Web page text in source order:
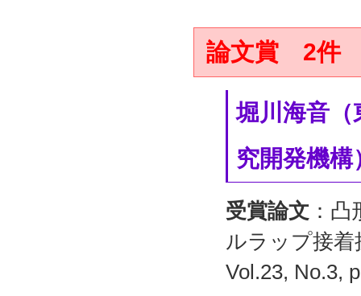
論文賞 2件
堀川海音（
究開発機
受賞論文 ：
ルラップ接着
Vol.23, No.3,